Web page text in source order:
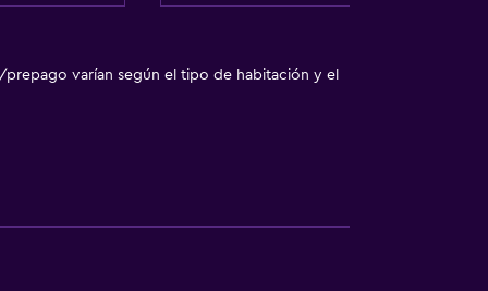
varían según el tipo de habitación y el